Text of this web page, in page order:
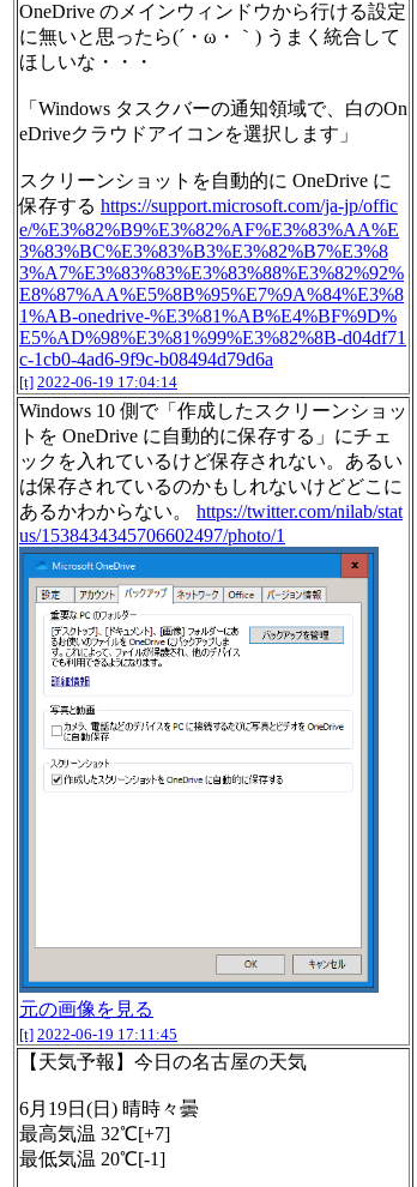
OneDrive のメインウィンドウから行ける設定
に無いと思ったら(´・ω・｀) うまく統合して
ほしいな・・・
「Windows タスクバーの通知領域で、白のOn
eDriveクラウドアイコンを選択します」
スクリーンショットを自動的に OneDrive に
保存する https://support.microsoft.com/ja-jp/offic
e/%E3%82%B9%E3%82%AF%E3%83%AA%E
3%83%BC%E3%83%B3%E3%82%B7%E3%8
3%A7%E3%83%83%E3%83%88%E3%82%92%
E8%87%AA%E5%8B%95%E7%9A%84%E3%8
1%AB-onedrive-%E3%81%AB%E4%BF%9D%
E5%AD%98%E3%81%99%E3%82%8B-d04df71
c-1cb0-4ad6-9f9c-b08494d79d6a
[t] 2022-06-19 17:04:14
Windows 10 側で「作成したスクリーンショッ
トを OneDrive に自動的に保存する」にチェ
ックを入れているけど保存されない。あるい
は保存されているのかもしれないけどどこに
あるかわからない。 https://twitter.com/nilab/stat
us/1538434345706602497/photo/1
元の画像を見る
[t] 2022-06-19 17:11:45
【天気予報】今日の名古屋の天気
6月19日(日) 晴時々曇
最高気温 32℃[+7]
最低気温 20℃[-1]